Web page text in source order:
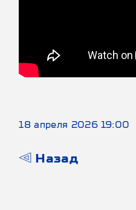
18 апреля 2026 19:00
Назад